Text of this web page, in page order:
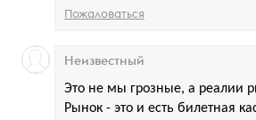
Пожаловаться
Это не мы грозные, а реалии
Рынок - это и есть билетная
Неизвестный